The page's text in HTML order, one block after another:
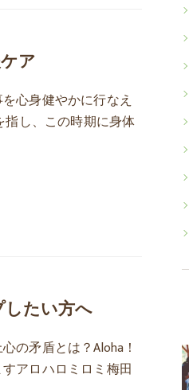
ア
心身健やかに行なえ
指し、この時期に身体
したい方へ
の矛盾とは？Aloha！
アロハロミロミ梅田